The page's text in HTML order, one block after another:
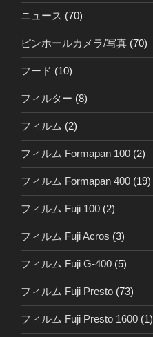
ニュース (70)
ピンホールカメラ/写真 (70)
フード (10)
フィルター (8)
フィルム (2)
フィルム Formapan 100 (2)
フィルム Formapan 400 (19)
フィルム Fuji 100 (2)
フィルム Fuji Acros (3)
フィルム Fuji G-400 (5)
フィルム Fuji Presto (73)
フィルム Fuji Presto 1600 (1)